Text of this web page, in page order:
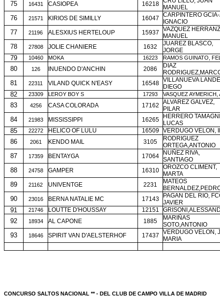
75 16431 CASIOPEA 16218
MANUEL
76 21571 KIRIOS DE SIMILLY 16047
CARPINTERO
IGNACIO
77 21196 ALESXIUS HERTELOUP 15937
VAZQUEZ
MANUEL
78 27808 JOLIE CHANIERE 1632
JUAREZ BLASCO,
JORGE
79 10460 MOKA 16223 RAMOS GUINATO,
80 126 INUENDO D'ANCHIN 2086
DIAZ
81 22311 VILAND QUICK N'EASY 16548
VILLANUEVA
DIEGO
82 23309 LEROY BOY S 17293 VASQUEZ AYMERICH,
83 4256 CASA COLORADA 17162
ALVAREZ GALVEZ,
PILAR
84 21983 MISSISSIPPI 16265
HERRERO
LUCAS
85 22272 HELICO OF LULU 16509 VERDUGO VELON,
86 2061 KENDO MAIL 3105
RODRIGUEZ
ORTEGA,ANTONIO
87 17359 BENTAYGA 17064
NUÑEZ RIVA,
SANTIAGO
88 24758 GAMPER 16310
OROZCO CLIMENT,
MARTA
89 21162 UNIVENTGE 2231
MATEOS
90 23016 BERNA NATALIE MC 17143
PAGAN DEL RIO,
JAVIER
91 21746 LOUTTE D'HOUSSAY 12151
92 18934 AL CAPONE 1885
MARIÑAS
SOTO,ANTONIO
93 18646 SPIRIT VAN D'AELSTERHOF 17437
VERDUGO VELON,
MARIA
CONCURSO SALTOS NACIONAL ** - DEL CLUB DE CAMPO VILLA DE MADRID